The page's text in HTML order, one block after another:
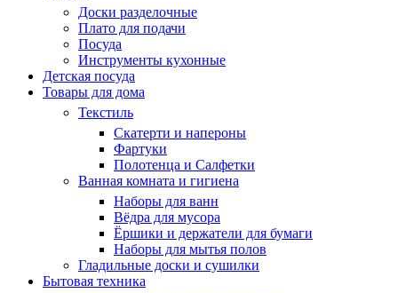
Доски разделочные
Плато для подачи
Посуда
Инструменты кухонные
Детская посуда
Товары для дома
Текстиль
Скатерти и напероны
Фартуки
Полотенца и Салфетки
Ванная комната и гигиена
Наборы для ванн
Вёдра для мусора
Ёршики и держатели для бумаги
Наборы для мытья полов
Гладильные доски и сушилки
Бытовая техника